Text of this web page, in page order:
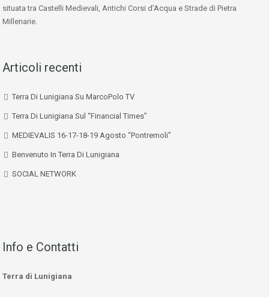
situata tra Castelli Medievali, Antichi Corsi d’Acqua e Strade di Pietra
Millenarie.
Articoli recenti
Terra Di Lunigiana Su MarcoPolo TV
Terra Di Lunigiana Sul “Financial Times”
MEDIEVALIS 16-17-18-19 Agosto “Pontremoli”
Benvenuto In Terra Di Lunigiana
SOCIAL NETWORK
Info e Contatti
Terra di Lunigiana